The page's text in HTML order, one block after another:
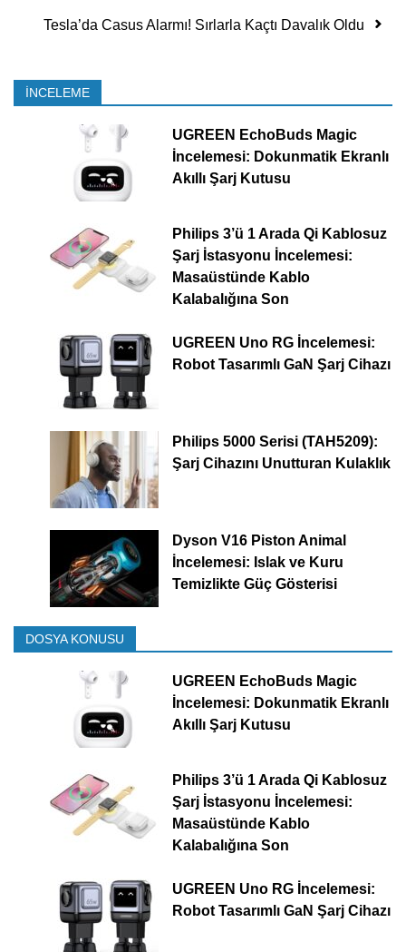
Tesla’da Casus Alarmı! Sırlarla Kaçtı Davalık Oldu
İNCELEME
UGREEN EchoBuds Magic
İncelemesi: Dokunmatik Ekranlı
Akıllı Şarj Kutusu
Philips 3’ü 1 Arada Qi Kablosuz
Şarj İstasyonu İncelemesi:
Masaüstünde Kablo
Kalabalığına Son
UGREEN Uno RG İncelemesi:
Robot Tasarımlı GaN Şarj Cihazı
Philips 5000 Serisi (TAH5209):
Şarj Cihazını Unutturan Kulaklık
Dyson V16 Piston Animal
İncelemesi: Islak ve Kuru
Temizlikte Güç Gösterisi
DOSYA KONUSU
UGREEN EchoBuds Magic
İncelemesi: Dokunmatik Ekranlı
Akıllı Şarj Kutusu
Philips 3’ü 1 Arada Qi Kablosuz
Şarj İstasyonu İncelemesi:
Masaüstünde Kablo
Kalabalığına Son
UGREEN Uno RG İncelemesi:
Robot Tasarımlı GaN Şarj Cihazı